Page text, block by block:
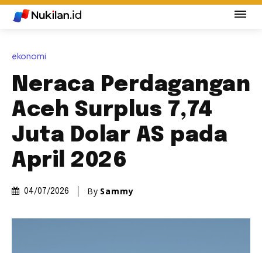
ekonomi
Neraca Perdagangan
Aceh Surplus 7,74
Juta Dolar AS pada
April 2026
04/07/2026 By Sammy